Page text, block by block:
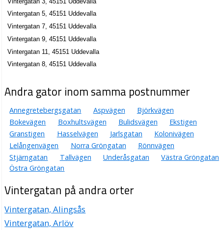
Vintergatan 5, 45151 Uddevalla
Vintergatan 7, 45151 Uddevalla
Vintergatan 9, 45151 Uddevalla
Vintergatan 11, 45151 Uddevalla
Vintergatan 8, 45151 Uddevalla
Andra gator inom samma postnummer
Annegretebergsgatan Aspvägen
Björkvägen
Bokevägen
Boxhultsvägen Bulidsvägen
Ekstigen
Granstigen
Hasselvägen Jarlsgatan
Kolonivägen
Lelångenvägen
Norra Gröngatan
Rönnvägen
Stjärngatan
Tallvägen Underåsgatan
Västra Gröngatan
Östra Gröngatan
Vintergatan på andra orter
Vintergatan, Alingsås
Vintergatan, Arlöv